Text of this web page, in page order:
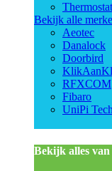
Bekijk alle
Aeotec
Danalock
Doorbird
RFXCOM
Fibaro
UniPi
Bekijk alles